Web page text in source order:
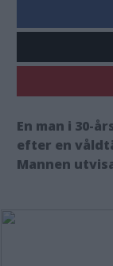
En man i 30-
efter en
Mannen